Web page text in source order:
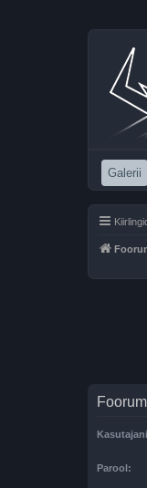
Galerii
Parool: